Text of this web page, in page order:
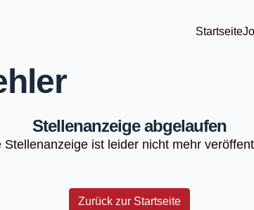
Startseite
Stellenanzeige abgelaufen
Stellenanzeige ist leider nicht mehr
Zurück zur Startseite